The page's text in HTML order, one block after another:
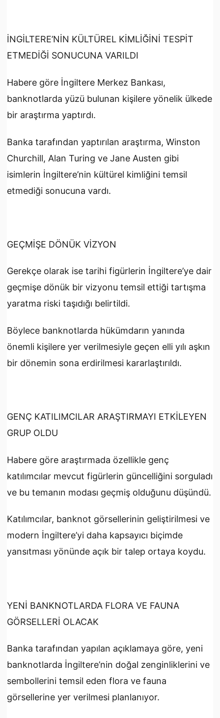
İNGİLTERE’NİN KÜLTÜREL KİMLİĞİNİ TESPİT
ETMEDİĞİ SONUCUNA VARILDI
Habere göre İngiltere Merkez Bankası,
banknotlarda yüzü bulunan kişilere yönelik ülkede
bir araştırma yaptırdı.
Banka tarafından yaptırılan araştırma, Winston
Churchill, Alan Turing ve Jane Austen gibi
isimlerin İngiltere’nin kültürel kimliğini temsil
etmediği sonucuna vardı.
GEÇMİŞE DÖNÜK VİZYON
Gerekçe olarak ise tarihi figürlerin İngiltere’ye dair
geçmişe dönük bir vizyonu temsil ettiği tartışma
yaratma riski taşıdığı belirtildi.
Böylece banknotlarda hükümdarın yanında
önemli kişilere yer verilmesiyle geçen elli yılı aşkın
bir dönemin sona erdirilmesi kararlaştırıldı.
GENÇ KATILIMCILAR ARAŞTIRMAYI ETKİLEYEN
GRUP OLDU
Habere göre araştırmada özellikle genç
katılımcılar mevcut figürlerin güncelliğini sorguladı
ve bu temanın modası geçmiş olduğunu düşündü.
Katılımcılar, banknot görsellerinin geliştirilmesi ve
modern İngiltere’yi daha kapsayıcı biçimde
yansıtması yönünde açık bir talep ortaya koydu.
YENİ BANKNOTLARDA FLORA VE FAUNA
GÖRSELLERİ OLACAK
Banka tarafından yapılan açıklamaya göre, yeni
banknotlarda İngiltere’nin doğal zenginliklerini ve
sembollerini temsil eden flora ve fauna
görsellerine yer verilmesi planlanıyor.